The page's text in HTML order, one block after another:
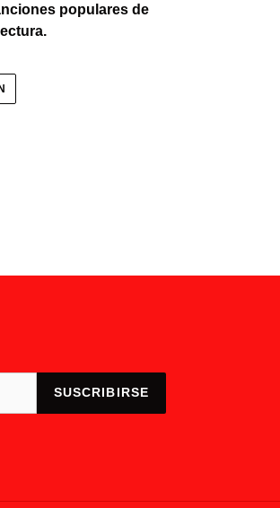
populares de
PINTEREST
SUSCRIBIRSE